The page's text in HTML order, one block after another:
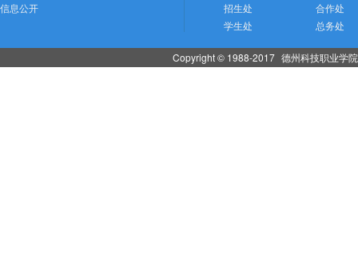
信息公开
招生处
合作处
学生处
总务处
Copyright © 1988-2017 德州科技职业学